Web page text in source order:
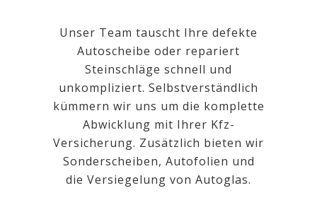
Unser Team tauscht Ihre defekte
Autoscheibe oder repariert
Steinschläge schnell und
unkompliziert. Selbstverständlich
kümmern wir uns um die komplette
Abwicklung mit Ihrer Kfz-
Versicherung. Zusätzlich bieten wir
Sonderscheiben, Autofolien und
die Versiegelung von Autoglas.